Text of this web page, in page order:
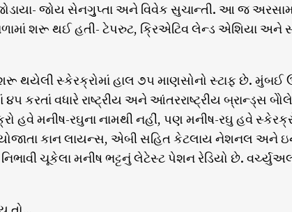
જોય સેનગુુપ્તા અને વિવેક સુચાન્તી. આ જ
શરૂ થઈ હતી- ટેપરુટ, ક્રિએટિવ લેન્ડ એશિયા અને
સ્કેરક્રોમાં હાલ ૭૫ માણસોનો સ્ટાફ છે. મુંબઈ
કરતાં વધારે રાષ્ટ્રીય અને આંતરરાષ્ટ્રીય બ્રાન્ડ્સ બોેલે
હવે મનીષ-રઘુના નામથી નહીં, પણ મનીષ-રઘુ હવે
યોજાતા કાન લાયન્સ, એબી સહિત કેટલાય નેશનલ અને
નિભાવી ચૂકેલા મનીષ ભટ્ટનું લેટેસ્ટ પેશન રેડિયો છે.